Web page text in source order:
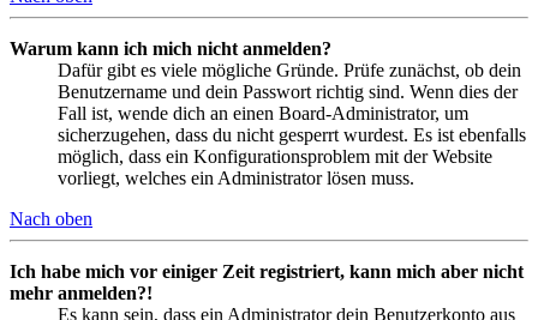
Warum kann ich mich nicht anmelden?
Dafür gibt es viele mögliche Gründe. Prüfe zunächst, ob dein
Benutzername und dein Passwort richtig sind. Wenn dies der
Fall ist, wende dich an einen Board-Administrator, um
sicherzugehen, dass du nicht gesperrt wurdest. Es ist ebenfalls
möglich, dass ein Konfigurationsproblem mit der Website
vorliegt, welches ein Administrator lösen muss.
Nach oben
Ich habe mich vor einiger Zeit registriert, kann mich aber nicht
mehr anmelden?!
Es kann sein, dass ein Administrator dein Benutzerkonto aus